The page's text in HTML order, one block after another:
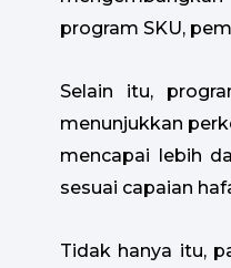
program SKU,
Selain itu,
menunjukkan
mencapai lebih
sesuai capaian
Tidak hanya itu,